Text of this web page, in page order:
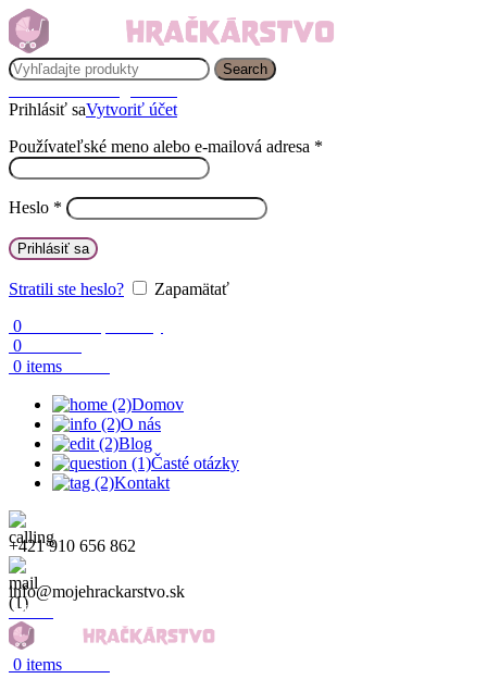
Search
Prihlásiť saVytvoriť účet
Používateľské meno alebo e-mailová adresa *
Heslo *
Prihlásiť sa
Stratili ste heslo?
Zapamätať
0
0
0 items
Domov
O nás
Blog
Časté otázky
Kontakt
+421 910 656 862
info@mojehrackarstvo.sk
Menu
0 items